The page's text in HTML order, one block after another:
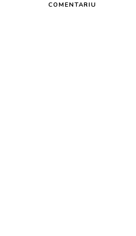
COMENTARIU